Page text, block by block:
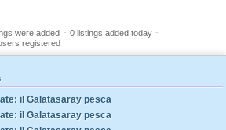
were added - 0 listings added today -
registered
il Galatasaray pesca
il Galatasaray pesca